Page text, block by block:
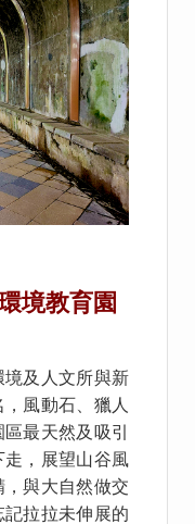
境教育園
及人文所與新
風動石、獵人
最天然及吸引
走，展望山谷風
與大自然做交
拉拉未伸展的